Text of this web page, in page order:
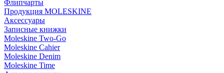
Флипчарты
Продукция MOLESKINE
Аксессуары
Записные книжки
Moleskine Two-Go
Moleskine Cahier
Moleskine Denim
Moleskine Time